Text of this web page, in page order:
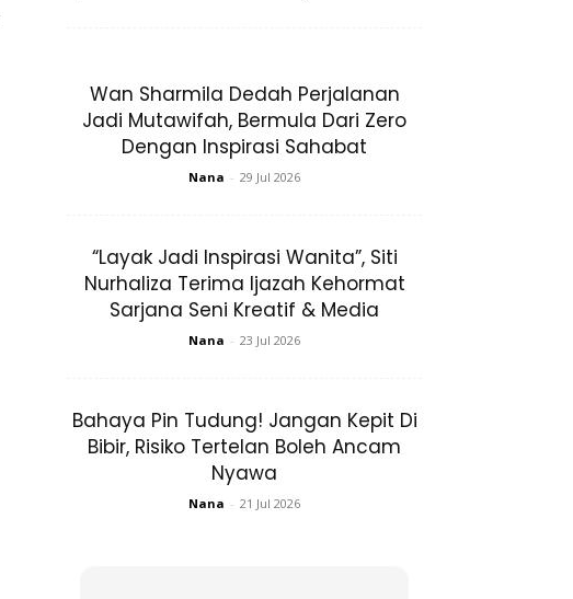
Wan Sharmila Dedah Perjalanan
Jadi Mutawifah, Bermula Dari Zero
Dengan Inspirasi Sahabat
Nana - 29 Jul 2026
“Layak Jadi Inspirasi Wanita”, Siti
Nurhaliza Terima Ijazah Kehormat
Sarjana Seni Kreatif & Media
Nana - 23 Jul 2026
Bahaya Pin Tudung! Jangan Kepit Di
Bibir, Risiko Tertelan Boleh Ancam
Nyawa
Nana - 21 Jul 2026